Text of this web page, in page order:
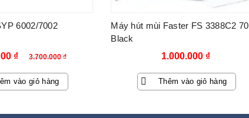
6002/7002
3.700.000₫
₫.
₫
Giá
hiện
tại
là:
vào giỏ hàng
Máy hút mùi Faster FS 3388C2 70
Black
1.000.000 ₫
Thêm vào giỏ hàng